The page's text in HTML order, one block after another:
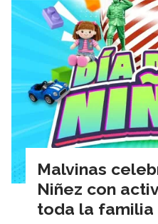
Malvinas
Niñez con
toda la familia